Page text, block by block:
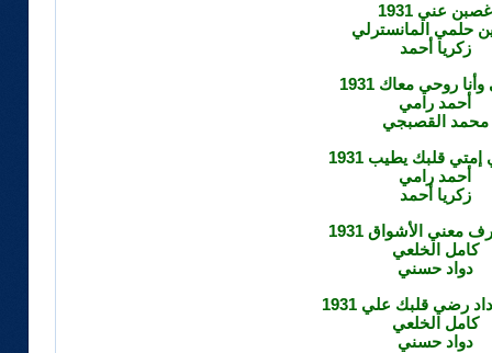
غصبن عني 1931
حلمي المانسترلي
زكريا أحمد
وأنا روحي معاك 1931
أحمد رامي
محمد القصبجي
إمتي قلبك يطيب 1931
أحمد رامي
زكريا أحمد
معني الأشواق 1931
كامل الخلعي
دواد حسني
رضي قلبك علي 1931
كامل الخلعي
دواد حسني